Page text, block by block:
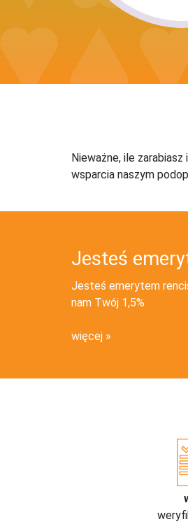
Nieważne, ile
wsparcia naszym
Jesteś
Jesteś emerytem
nam Twój 1,5%
więcej